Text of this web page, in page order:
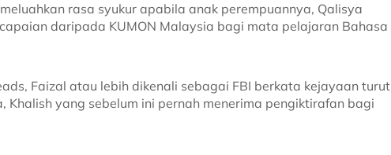
rasa syukur apabila anak perempuannya, Qalisya
daripada KUMON Malaysia bagi mata pelajaran Bahasa
Faizal atau lebih dikenali sebagai FBI berkata kejayaan turut
Khalish yang sebelum ini pernah menerima pengiktirafan bagi